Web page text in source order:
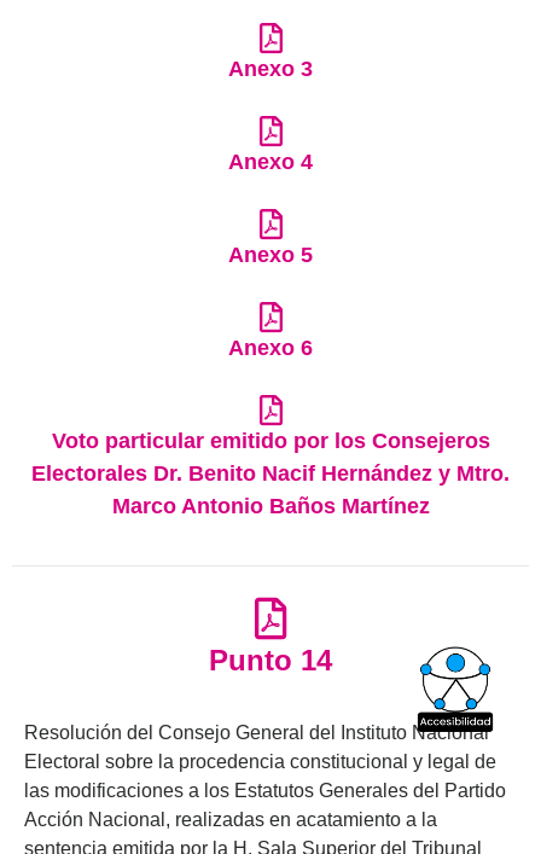
Anexo 3
Anexo 4
Anexo 5
Anexo 6
Voto particular emitido por los Consejeros
Electorales Dr. Benito Nacif Hernández y Mtro.
Marco Antonio Baños Martínez
Punto 14
Resolución del Consejo General del Instituto Nacional
Electoral sobre la procedencia constitucional y legal de
las modificaciones a los Estatutos Generales del Partido
Acción Nacional, realizadas en acatamiento a la
sentencia emitida por la H. Sala Superior del Tribunal